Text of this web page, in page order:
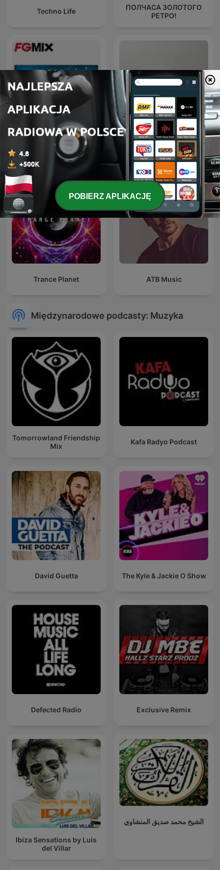
Techno Life
ПОЛЧАСА ЗОЛОТОГО
РЕТРО!
FG MIX ERIC PRYDZ – EPIC RADIO
Trance Planet ATB Music
Międzynarodowe podcasty: Muzyka
Tomorrowland Friendship
Mix
Kafa Radyo Podcast
David Guetta The Kyle & Jackie O Show
Defected Radio Exclusive Remix
Ibiza Sensations by Luis
del Villar
الشيخ محمد صديق المنشاوي
POBIERZ APLIKACJĘ